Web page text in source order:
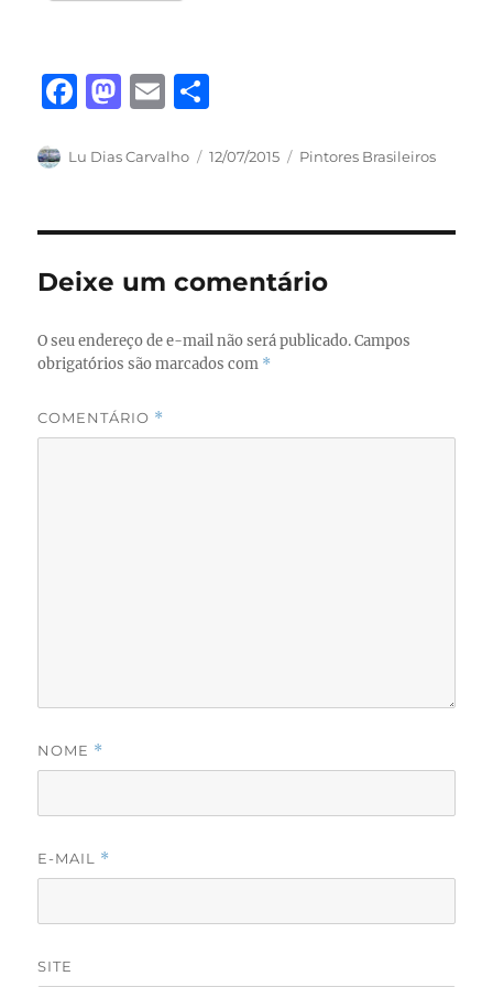
F
c
b
o
o
k
M
st
d
o
n
E
ai a
Autor
Lu Dias Carvalho
Publicado
12/07/2015 Categorias
Pintores Brasileiros
Deixe um comentário
O seu endereço de e-mail não será publicado. Campos
obrigatórios são marcados com *
COMENTÁRIO *
NOME *
E-MAIL *
SITE